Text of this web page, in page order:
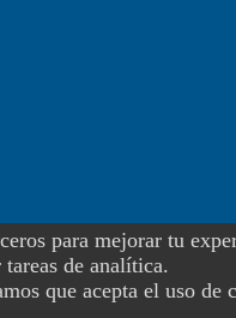
para mejorar tu
de analítica.
que acepta el uso de